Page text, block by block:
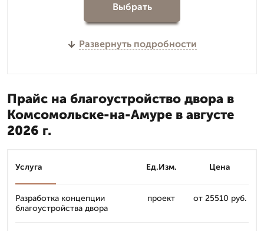
Выбрать
Развернуть подробности
Прайс на благоустройство двора в
Комсомольске-на-Амуре в августе
2026 г.
Услуга Ед.Изм. Цена
Разработка концепции
благоустройства двора
проект от 25510 руб.